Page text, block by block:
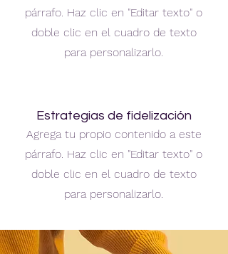
párrafo. Haz clic en "Editar texto" o
doble clic en el cuadro de texto
para personalizarlo.
Estrategias de fidelización
Agrega tu propio contenido a este
párrafo. Haz clic en "Editar texto" o
doble clic en el cuadro de texto
para personalizarlo.